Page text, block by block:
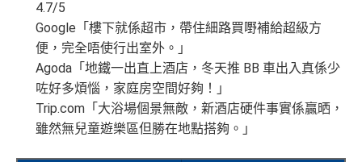
4.7/5
Google「樓下就係超市，帶住細路買嘢補給超級方
便，完全唔使行出室外。」
Agoda「地鐵一出直上酒店，冬天推 BB 車出入真係少
咗好多煩惱，家庭房空間好夠！」
Trip.com「大浴場個景無敵，新酒店硬件事實係贏晒，
雖然無兒童遊樂區但勝在地點搭夠。」